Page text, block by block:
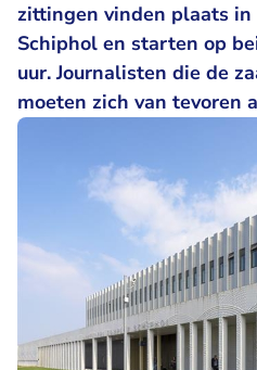
zittingen vinden plaats
Schiphol en starten op
uur. Journalisten die de
moeten zich van tevoren